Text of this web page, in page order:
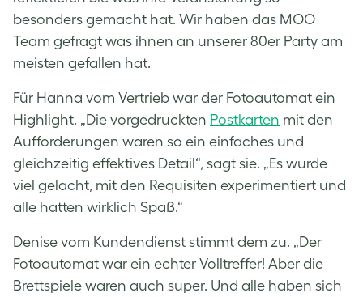
besonders gemacht hat. Wir haben das MOO
Team gefragt was ihnen an unserer 80er Party am
meisten gefallen hat.
Für Hanna vom Vertrieb war der Fotoautomat ein
Highlight. „Die vorgedruckten Postkarten mit den
Aufforderungen waren so ein einfaches und
gleichzeitig effektives Detail“, sagt sie. „Es wurde
viel gelacht, mit den Requisiten experimentiert und
alle hatten wirklich Spaß.“
Denise vom Kundendienst stimmt dem zu. „Der
Fotoautomat war ein echter Volltreffer! Aber die
Brettspiele waren auch super. Und alle haben sich